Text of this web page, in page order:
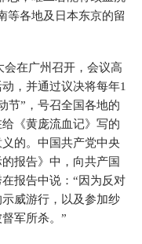
等各地及日本东京的留
会在广州召开，会议高
，并通过议决将每年1
节”，号召全国各地的
《黄庞流血记》写的
的。中国共产党中央
报告》中，向共产国
报告中说：“因为反对
威游行，以及参加纱
军所杀。”